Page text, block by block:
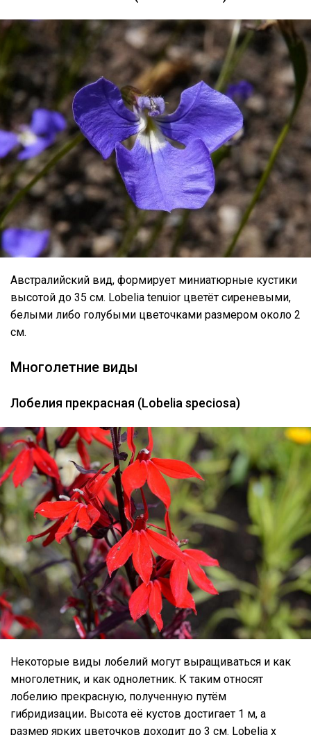
Австралийский вид, формирует миниатюрные кустики
высотой до 35 см. Lobelia tenuior цветёт сиреневыми,
белыми либо голубыми цветочками размером около 2
см.
Многолетние виды
Лобелия прекрасная (Lobelia speciosa)
Некоторые виды лобелий могут выращиваться и как
многолетник, и как однолетник. К таким относят
лобелию прекрасную, полученную путём
гибридизации. Высота её кустов достигает 1 м, а
размер ярких цветочков доходит до 3 см. Lobelia x